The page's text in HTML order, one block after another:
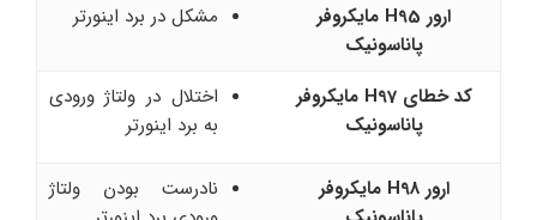
ارور H95 مایکروفر
پاناسونیک
مشکل در برد اینورتر
کد خطای H97 مایکروفر
پاناسونیک
اختلال در ولتاژ ورودی
به برد اینورتر
ارور H98 مایکروفر
نادرست بودن ولتاژ